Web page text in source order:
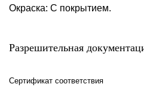
Окраска: С покрытием.
Разрешительная
Сертификат соответствия